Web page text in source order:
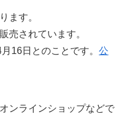
ます。
売されています。
16日とのことです。 公
ンラインショップなどで